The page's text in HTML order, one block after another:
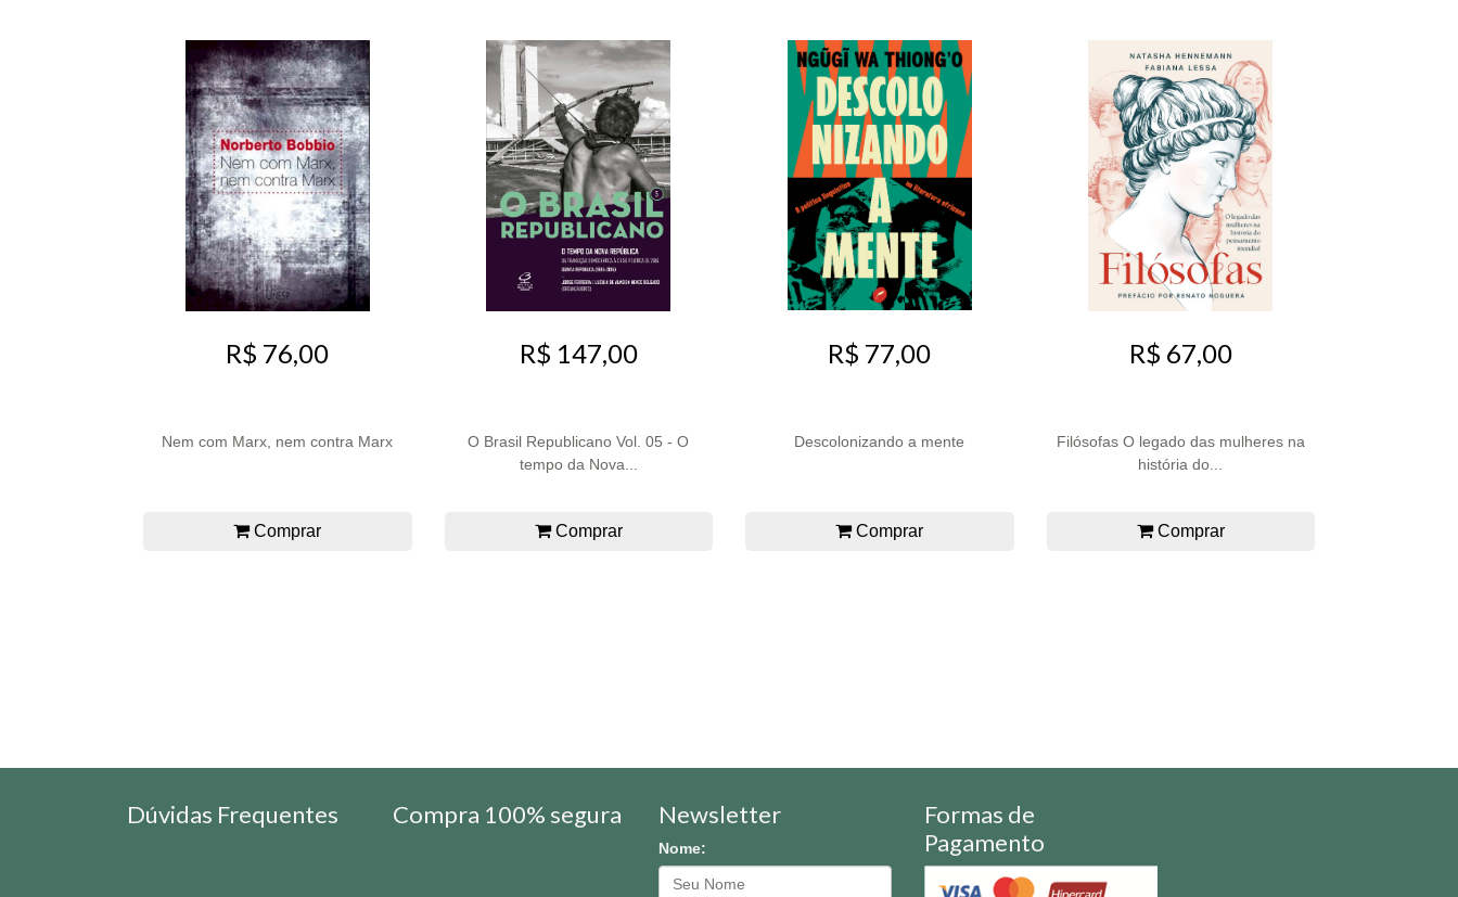
R$ 76,00
Nem com Marx, nem contra Marx
Comprar
R$ 147,00
O Brasil Republicano Vol. 05 - O
tempo da Nova...
Comprar
R$ 77,00
Descolonizando a mente
Comprar
R$ 67,00
Filósofas O legado das mulheres na
história do...
Comprar
Dúvidas Frequentes Compra 100% segura Newsletter
Nome:
Formas de
Pagamento